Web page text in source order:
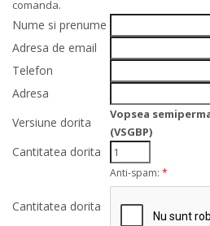
comanda.
Nume si prenume
Adresa de email
Telefon
Adresa
Versiune dorita
Vopsea
(VSGBP)
Cantitatea dorita
Cantitatea dorita
Anti-spam: *